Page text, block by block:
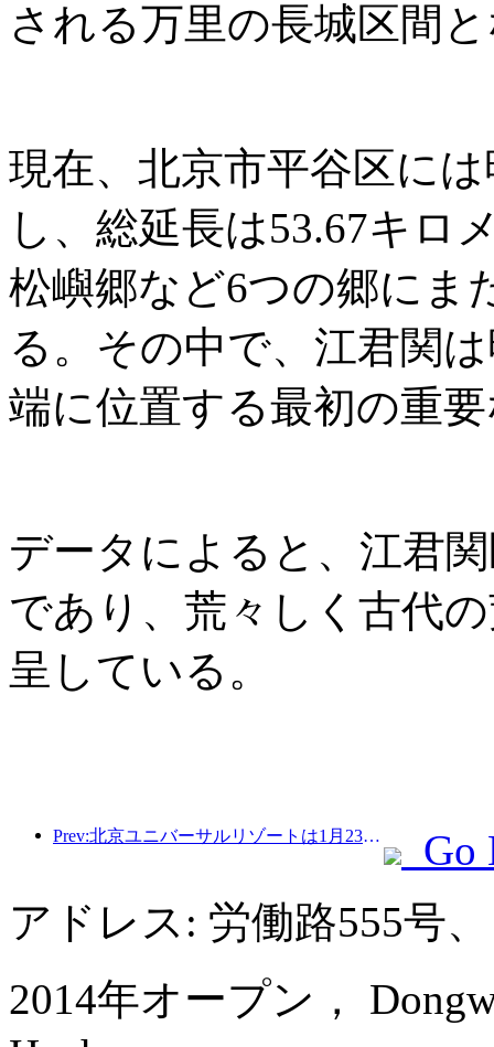
される万里の長城区間
現在、北京市平谷区に
し、総延長は53.67キロ
松嶼郷など6つの郷にま
る。その中で、江君関
端に位置する最初の重
データによると、江君
であり、荒々しく古代
呈している。
Prev:北京ユニバーサルリゾートは1月23日から40日間にわたってユニバーサル旧正月イベントを開催する。
Go
アドレス: 労働路555号、
2014年オープン，